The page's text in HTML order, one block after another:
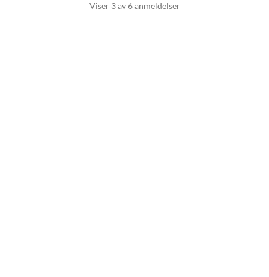
Viser 3 av 6 anmeldelser